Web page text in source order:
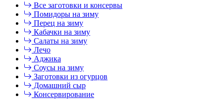
Все заготовки и консервы
Помидоры на зиму
Перец на зиму
Кабачки на зиму
Салаты на зиму
Лечо
Аджика
Соусы на зиму
Заготовки из огурцов
Домашний сыр
Консервирование